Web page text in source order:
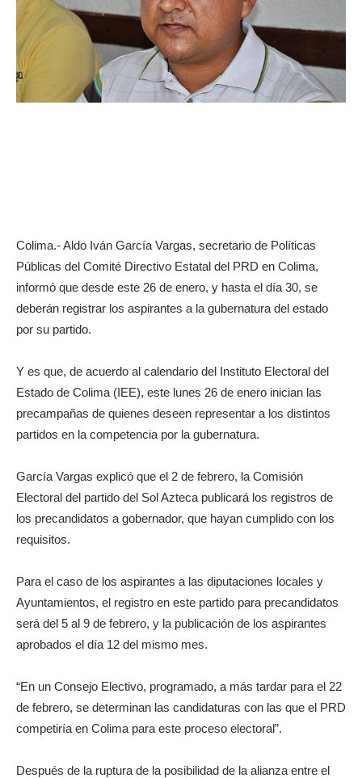
Colima.- Aldo Iván García Vargas, secretario de Políticas
Públicas del Comité Directivo Estatal del PRD en Colima,
informó que desde este 26 de enero, y hasta el día 30, se
deberán registrar los aspirantes a la gubernatura del estado
por su partido.
Y es que, de acuerdo al calendario del Instituto Electoral del
Estado de Colima (IEE), este lunes 26 de enero inician las
precampañas de quienes deseen representar a los distintos
partidos en la competencia por la gubernatura.
García Vargas explicó que el 2 de febrero, la Comisión
Electoral del partido del Sol Azteca publicará los registros de
los precandidatos a gobernador, que hayan cumplido con los
requisitos.
Para el caso de los aspirantes a las diputaciones locales y
Ayuntamientos, el registro en este partido para precandidatos
será del 5 al 9 de febrero, y la publicación de los aspirantes
aprobados el día 12 del mismo mes.
“En un Consejo Electivo, programado, a más tardar para el 22
de febrero, se determinan las candidaturas con las que el PRD
competiría en Colima para este proceso electoral”.
Después de la ruptura de la posibilidad de la alianza entre el